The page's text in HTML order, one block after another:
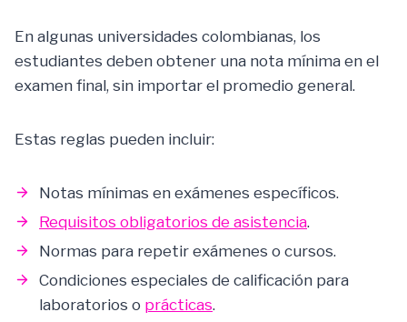
En algunas universidades colombianas, los
estudiantes deben obtener una nota mínima en el
examen final, sin importar el promedio general.
Estas reglas pueden incluir:
Notas mínimas en exámenes específicos.
Requisitos obligatorios de asistencia.
Normas para repetir exámenes o cursos.
Condiciones especiales de calificación para
laboratorios o prácticas.